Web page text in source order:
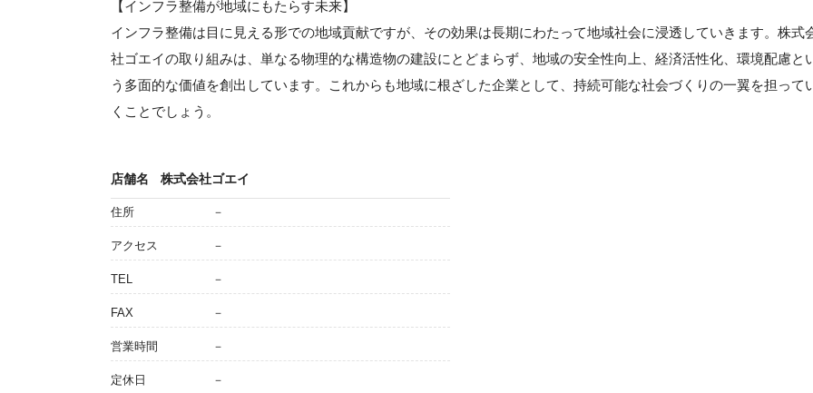
【インフラ整備が地域にもたらす未来】
インフラ整備は目に見える形での地域貢献ですが、その効果は長期にわたって地域社会に浸透していきます。株式
社ゴエイの取り組みは、単なる物理的な構造物の建設にとどまらず、地域の安全性向上、経済活性化、環境配慮と
う多面的な価値を創出しています。これからも地域に根ざした企業として、持続可能な社会づくりの一翼を担って
くことでしょう。
店舗名 株式会社ゴエイ
住所 －
アクセス －
TEL －
FAX －
営業時間 －
定休日 －